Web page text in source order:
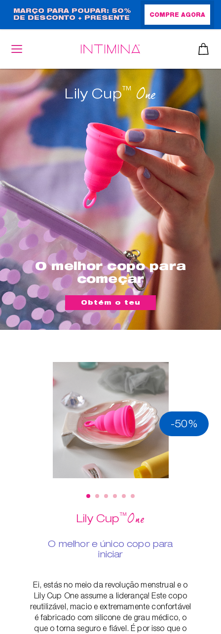
para
o
conteúdo
principal
MARÇO PARA POUPAR: 50%
DE DESCONTO + PRESENTE
COMPRE AGORA
O melhor copo para
começar
Lily Cup™One
Obtém o teu
-50%
Lily Cup™One
O melhor e único copo para
iniciar
Ei, estás no meio da revolução menstrual e o
Lily Cup One assume a liderança! Este copo
reutilizável, macio e extremamente confortável
é fabricado com silicone de grau médico, o
que o torna seguro e fiável. É por isso que o